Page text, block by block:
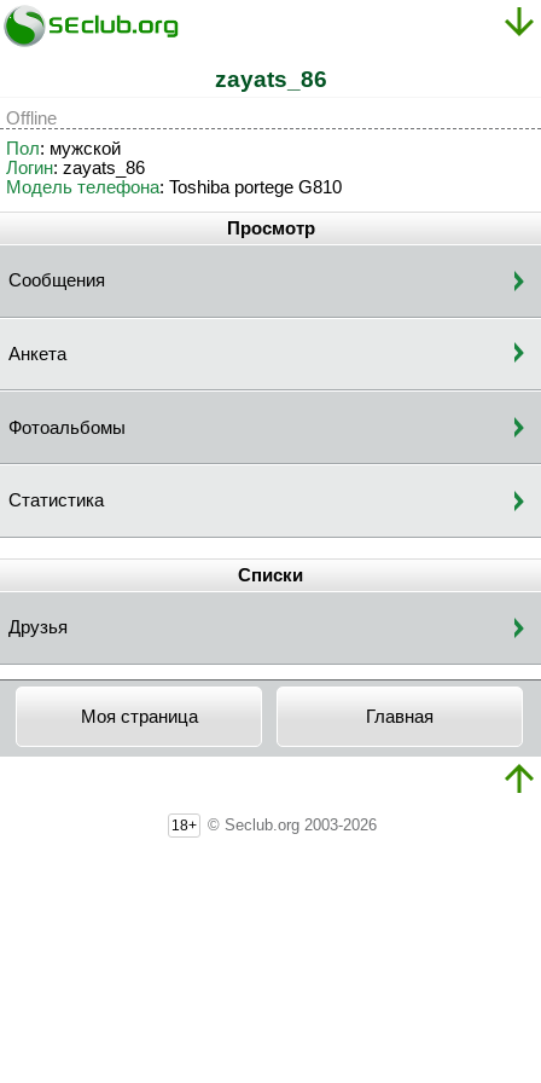
zayats_86
Offline
Пол: мужской
Логин: zayats_86
Модель телефона: Toshiba portege G810
Просмотр
Сообщения
Анкета
Фотоальбомы
Статистика
Списки
Друзья
Моя страница Главная
18+ © Seclub.org 2003-2026